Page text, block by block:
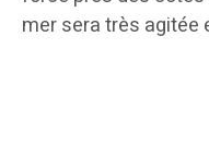
mer sera très agitée